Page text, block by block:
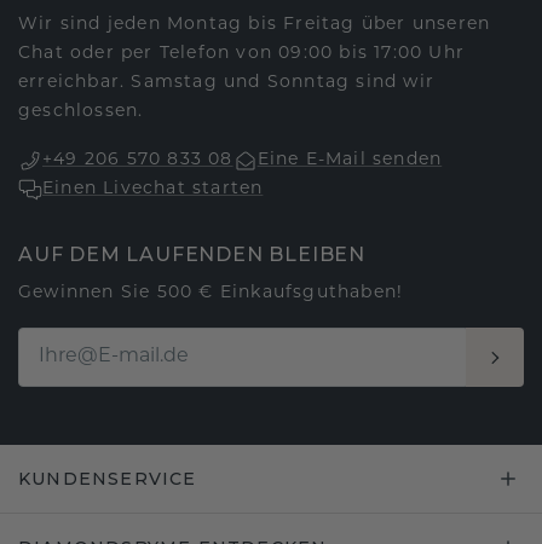
Wir sind jeden Montag bis Freitag über unseren
Chat oder per Telefon von 09:00 bis 17:00 Uhr
erreichbar. Samstag und Sonntag sind wir
geschlossen.
+49 206 570 833 08
Eine E-Mail senden
Einen Livechat starten
AUF DEM LAUFENDEN BLEIBEN
Gewinnen Sie 500 € Einkaufsguthaben!
KUNDENSERVICE